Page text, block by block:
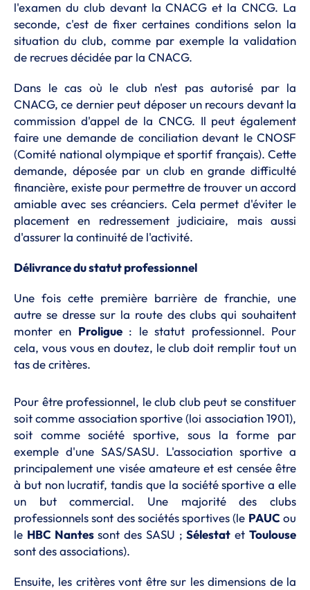
l'examen du club devant la CNACG et la CNCG. La
seconde, c'est de fixer certaines conditions selon la
situation du club, comme par exemple la validation
de recrues décidée par la CNACG.
Dans le cas où le club n'est pas autorisé par la
CNACG, ce dernier peut déposer un recours devant la
commission d'appel de la CNCG. Il peut également
faire une demande de conciliation devant le CNOSF
(Comité national olympique et sportif français). Cette
demande, déposée par un club en grande difficulté
financière, existe pour permettre de trouver un accord
amiable avec ses créanciers. Cela permet d'éviter le
placement en redressement judiciaire, mais aussi
d'assurer la continuité de l'activité.
Délivrance du statut professionnel
Une fois cette première barrière de franchie, une
autre se dresse sur la route des clubs qui souhaitent
monter en Proligue: le statut professionnel. Pour
cela, vous vous en doutez, le club doit remplir tout un
tas de critères.
Pour être professionnel, le club club peut se constituer
soit comme association sportive (loi association 1901),
soit comme société sportive, sous la forme par
exemple d'une SAS/SASU. L'association sportive a
principalement une visée amateure et est censée être
à but non lucratif, tandis que la société sportive a elle
un but commercial. Une majorité des clubs
professionnels sont des sociétés sportives (le PAUCou
le HBC Nantessont des SASU ;Sélestat etToulouse
sont des associations).
Ensuite, les critères vont être sur les dimensions de la